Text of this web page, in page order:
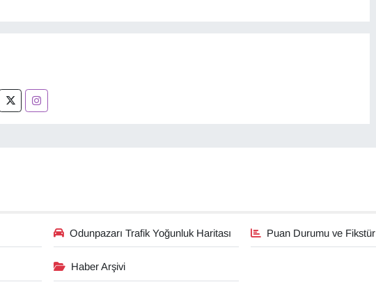
Odunpazarı Trafik Yoğunluk Haritası Puan Durumu ve Fikstür
Haber Arşivi